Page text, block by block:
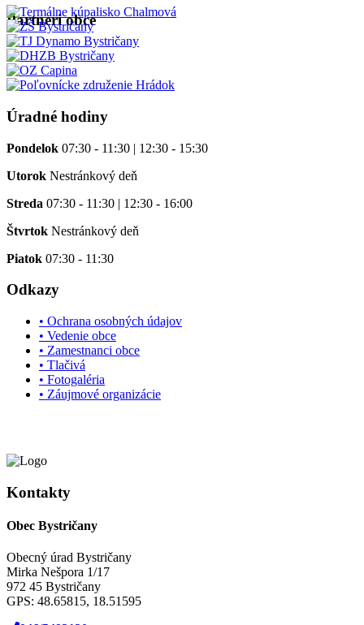
Partneri obce
Úradné hodiny
Pondelok 07:30 - 11:30 | 12:30 - 15:30
Utorok Nestránkový deň
Streda 07:30 - 11:30 | 12:30 - 16:00
Štvrtok Nestránkový deň
Piatok 07:30 - 11:30
Odkazy
• Ochrana osobných údajov
• Vedenie obce
• Zamestnanci obce
• Tlačivá
• Fotogaléria
• Záujmové organizácie
Kontakty
Obec Bystričany
Obecný úrad Bystričany
Mirka Nešpora 1/17
972 45 Bystričany
GPS: 48.65815, 18.51595